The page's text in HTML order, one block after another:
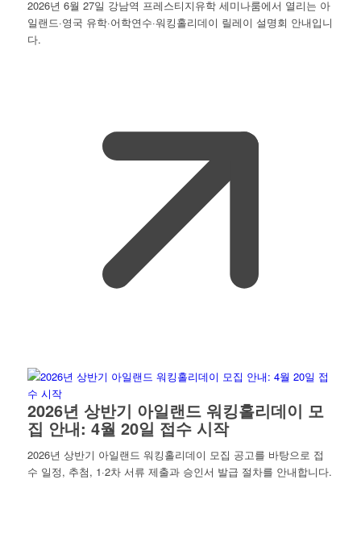
2026년 6월 27일 강남역 프레스티지유학 세미나룸에서 열리는 아
일랜드·영국 유학·어학연수·워킹홀리데이 릴레이 설명회 안내입니
다.
2026년 상반기 아일랜드 워킹홀리데이 모
집 안내: 4월 20일 접수 시작
2026년 상반기 아일랜드 워킹홀리데이 모집 공고를 바탕으로 접
수 일정, 추첨, 1·2차 서류 제출과 승인서 발급 절차를 안내합니다.